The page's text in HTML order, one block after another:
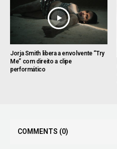
Jorja Smith libera a envolvente “Try
Me” com direito a clipe
performático
COMMENTS (0)